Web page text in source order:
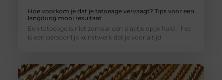
Hoe voorkom je dat je tatoeage vervaagt? Tips voor een
langdurig mooi resultaat
Een tatoeage is niet zomaar een plaatje op je huid – het
is een persoonlijk kunstwerk dat je voor altijd